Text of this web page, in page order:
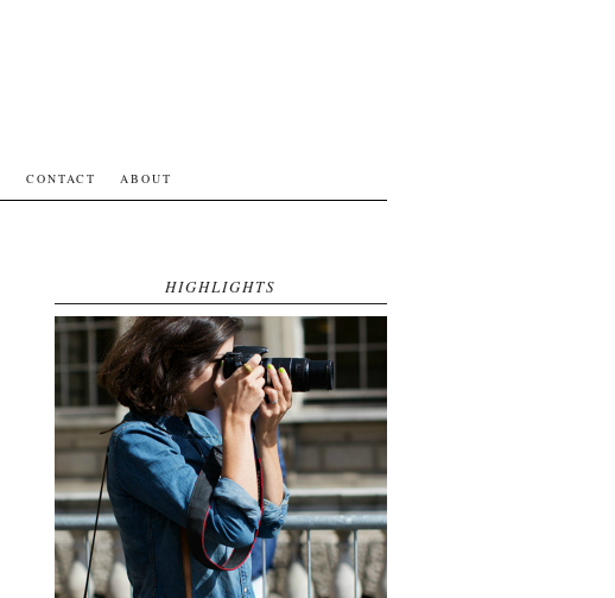
CONTACT ABOUT
HIGHLIGHTS